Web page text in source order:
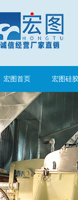
宏图首页 宏图硅